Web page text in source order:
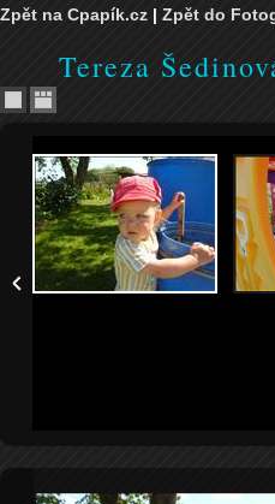
Zpět na Cpapík.cz | Zpět do
Tereza